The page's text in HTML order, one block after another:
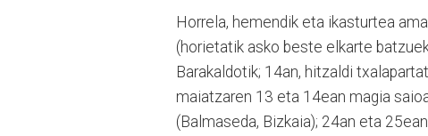
Horrela, hemendik eta ikasturtea
(horietatik asko beste elkarte
Barakaldotik; 14an, hitzaldi
maiatzaren 13 eta 14ean magia
(Balmaseda, Bizkaia); 24an eta